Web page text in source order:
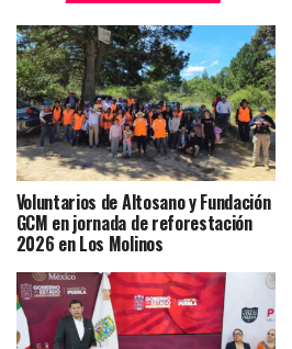
Voluntarios de Altosano y Fundación
GCM en jornada de reforestación
2026 en Los Molinos